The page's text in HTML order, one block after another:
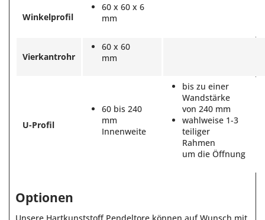
Winkelprofil
60 x 60 x 6
mm
Vierkantrohr
60 x 60
mm
U-Profil
60 bis 240
mm
Innenweite
bis zu einer
Wandstärke
von 240 mm
wahlweise 1-3
teiliger
Rahmen
um die Öffnung
Optionen